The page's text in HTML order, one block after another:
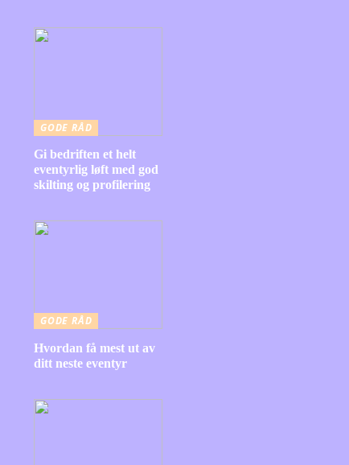
GODE RÅD
Gi bedriften et helt
eventyrlig løft med god
skilting og profilering
GODE RÅD
Hvordan få mest ut av
ditt neste eventyr